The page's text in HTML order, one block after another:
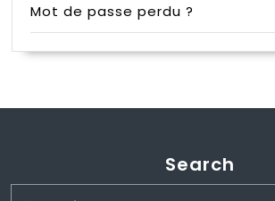
Mot de passe perdu ?
Search